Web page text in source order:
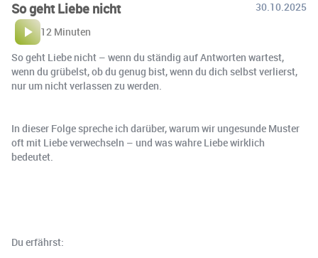
So geht Liebe nicht
30.10.2025
12 Minuten
So geht Liebe nicht – wenn du ständig auf Antworten wartest,
wenn du grübelst, ob du genug bist, wenn du dich selbst verlierst,
nur um nicht verlassen zu werden.
In dieser Folge spreche ich darüber, warum wir ungesunde Muster
oft mit Liebe verwechseln – und was wahre Liebe wirklich
bedeutet.
Du erfährst: